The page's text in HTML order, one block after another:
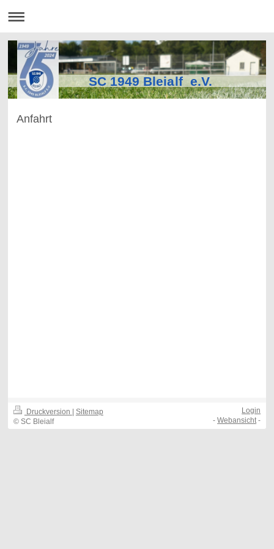
SC 1949 Bleialf e.V.
Anfahrt
Druckversion | Sitemap
© SC Bleialf
Login
-Webansicht -